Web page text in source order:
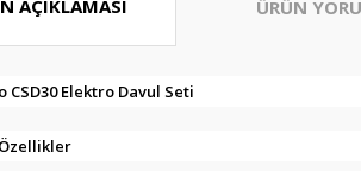
AÇIKLAMASI ÜRÜN
CSD30 Elektro Davul Seti